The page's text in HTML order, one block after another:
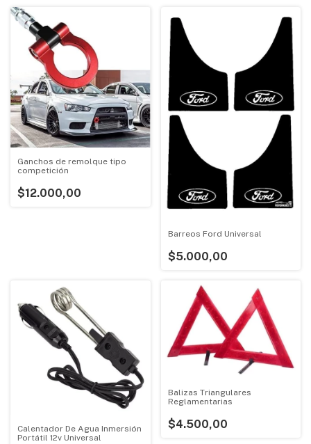
Ganchos de remolque tipo
competición
$12.000,00
Barreos Ford Universal
$5.000,00
Calentador De Agua Inmersión
Portátil 12v Universal
Balizas Triangulares
Reglamentarias
$4.500,00